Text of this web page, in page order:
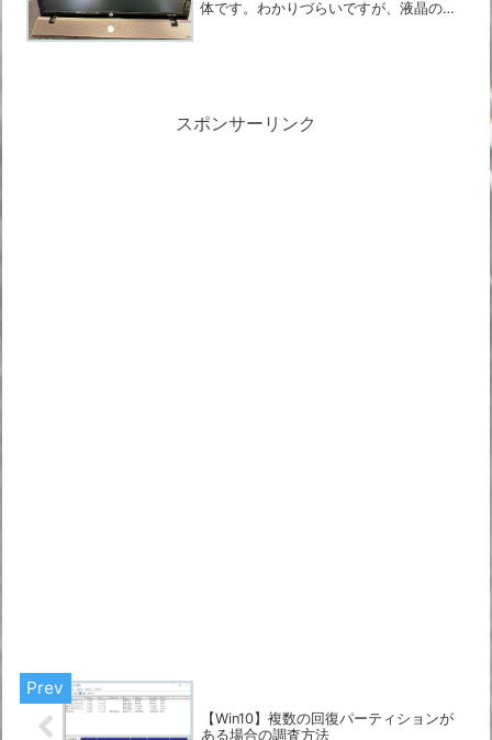
体です。わかりづらいですが、液晶のガ
スポンサーリンク
【Win10】複数の回復パーティションが
ある場合の調査方法